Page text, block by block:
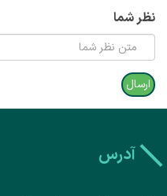
نظر شما
آدرس